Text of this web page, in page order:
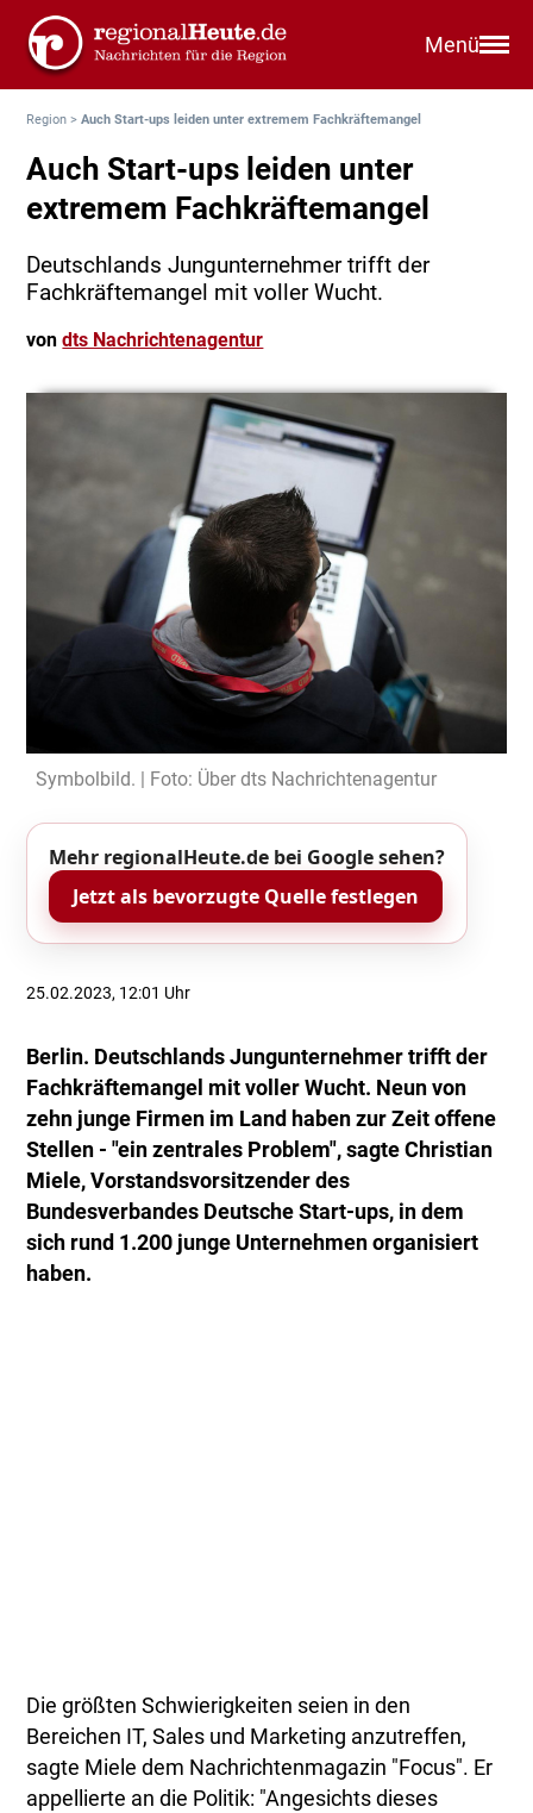
Menü
Region >Auch Start-ups leiden unter extremem Fachkräftemangel
Auch Start-ups leiden unter
extremem Fachkräftemangel
Deutschlands Jungunternehmer trifft der
Fachkräftemangel mit voller Wucht.
vondts Nachrichtenagentur
Symbolbild. | Foto: Über dts Nachrichtenagentur
Mehr regionalHeute.de bei Google sehen?
Jetzt als bevorzugte Quelle festlegen
25.02.2023, 12:01 Uhr
Berlin. Deutschlands Jungunternehmer trifft der
Fachkräftemangel mit voller Wucht. Neun von
zehn junge Firmen im Land haben zur Zeit offene
Stellen - "ein zentrales Problem", sagte Christian
Miele, Vorstandsvorsitzender des
Bundesverbandes Deutsche Start-ups, in dem
sich rund 1.200 junge Unternehmen organisiert
haben.
Die größten Schwierigkeiten seien in den
Bereichen IT, Sales und Marketing anzutreffen,
sagte Miele dem Nachrichtenmagazin "Focus". Er
appellierte an die Politik: "Angesichts dieses